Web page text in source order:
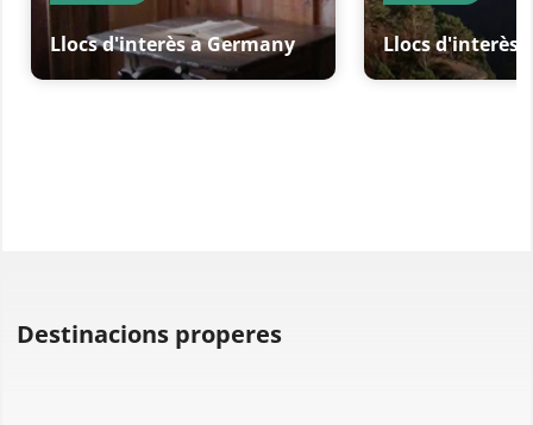
Llocs d'interès a Germany Llocs d'interès
Destinacions properes